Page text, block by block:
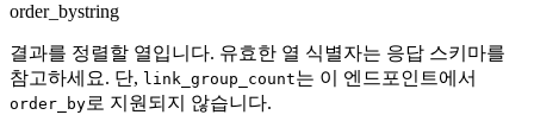
order_bystring
결과를 정렬할 열입니다. 유효한 열 식별자는 응답 스키마를
참고하세요. 단, link_group_count는 이 엔드포인트에서
order_by로 지원되지 않습니다.